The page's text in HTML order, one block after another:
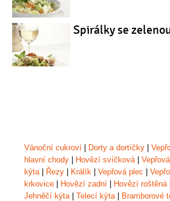
Spirálky se
Vánoční cukroví | Dorty a dortíčky |
hlavní chody | Hovězí svíčková |
kýta | Řezy | Králík | Vepřová plec |
krkovice | Hovězí zadní | Hovězí roštěná
Jehněčí kýta | Telecí kýta | Bramborové